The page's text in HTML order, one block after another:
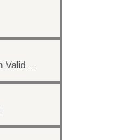
RNVP - Restructuration Normalisation Validation Postale